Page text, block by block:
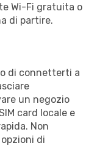
Wi-Fi gratuita o
di partire.
di connetterti a
un negozio
card locale e
Non
di